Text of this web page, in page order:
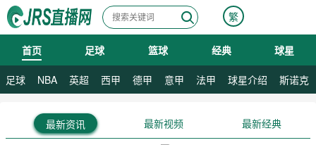
繁
首页 足球 篮球 经典 球星
足球 NBA 英超 西甲 德甲 意甲 法甲 球星介绍 斯诺克
最新资讯 最新视频 最新经典
08月08日 星期六
08月09日 星期日